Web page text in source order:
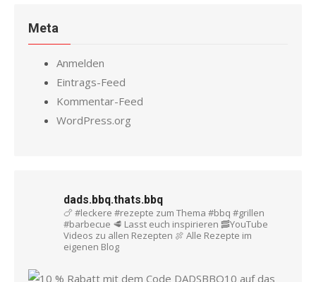
Meta
Anmelden
Eintrags-Feed
Kommentar-Feed
WordPress.org
dads.bbq.thats.bbq
🍗 #leckere #rezepte zum Thema #bbq #grillen
#barbecue 🥩 Lasst euch inspirieren 🥓YouTube
Videos zu allen Rezepten 🍖 Alle Rezepte im
eigenen Blog